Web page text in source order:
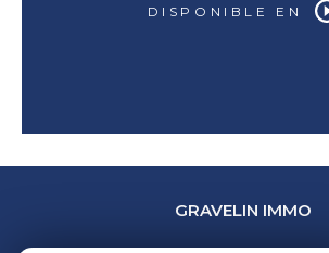
DISPONIBLE EN
GRAVELIN IMMO